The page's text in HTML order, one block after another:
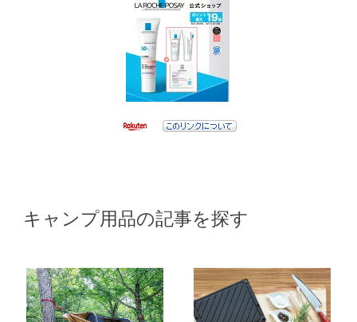
キャンプ用品の記事を探す